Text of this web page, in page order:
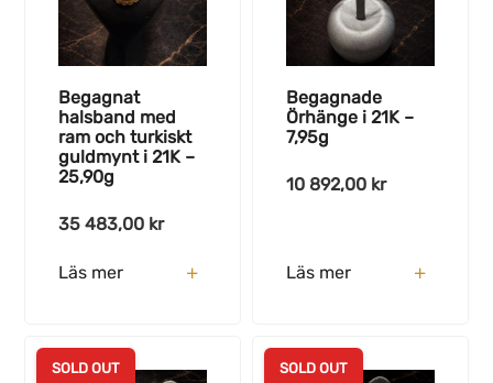
Begagnat
halsband med
ram och turkiskt
guldmynt i 21K –
25,90g
35 483,00 kr
Läs mer
Begagnade
Örhänge i 21K –
7,95g
10 892,00 kr
Läs mer
SOLD OUT SOLD OUT